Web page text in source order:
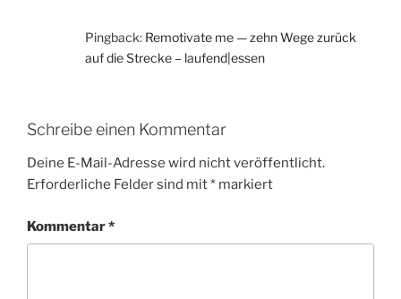
Pingback: Remotivate me — zehn Wege zurück
auf die Strecke – laufend|essen
Schreibe einen Kommentar
Deine E-Mail-Adresse wird nicht veröffentlicht.
Erforderliche Felder sind mit* markiert
Kommentar*